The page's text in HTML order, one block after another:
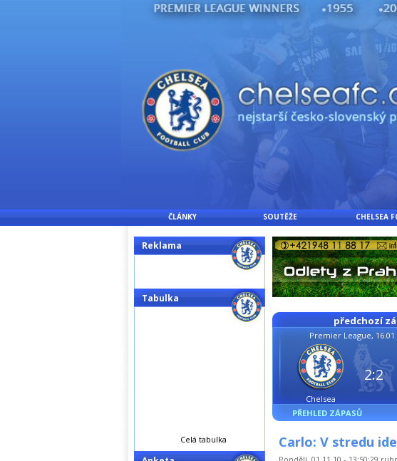
ČLÁNKY SOUTĚŽE CHELSEA
předchozí
Premier League,
Chelsea
2:2
PŘEHLED ZÁPASŮ
Carlo: V stredu
Reklama
Tabulka
Celá tabulka